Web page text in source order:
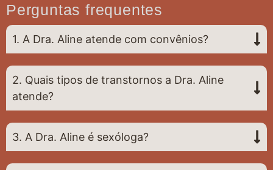
Perguntas frequentes
1. A Dra. Aline atende com convênios?
2. Quais tipos de transtornos a Dra. Aline
atende?
3. A Dra. Aline é sexóloga?